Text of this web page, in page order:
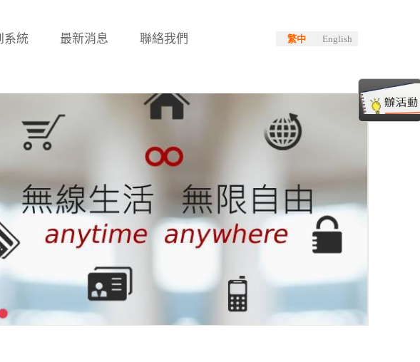
系統 最新消息 聯絡我們 繁中 English